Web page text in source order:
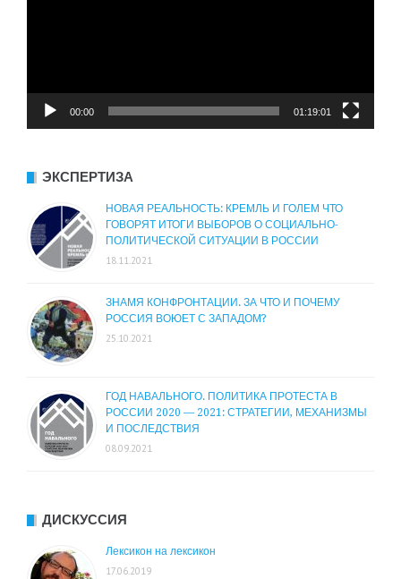
00:00 01:19:01
ЭКСПЕРТИЗА
НОВАЯ РЕАЛЬНОСТЬ: КРЕМЛЬ И ГОЛЕМ ЧТО
ГОВОРЯТ ИТОГИ ВЫБОРОВ О СОЦИАЛЬНО-
ПОЛИТИЧЕСКОЙ СИТУАЦИИ В РОССИИ
18.11.2021
ЗНАМЯ КОНФРОНТАЦИИ. ЗА ЧТО И ПОЧЕМУ
РОССИЯ ВОЮЕТ С ЗАПАДОМ?
25.10.2021
ГОД НАВАЛЬНОГО. ПОЛИТИКА ПРОТЕСТА В
РОССИИ 2020 — 2021: СТРАТЕГИИ, МЕХАНИЗМЫ
И ПОСЛЕДСТВИЯ
08.09.2021
ДИСКУССИЯ
Лексикон на лексикон
17.06.2019